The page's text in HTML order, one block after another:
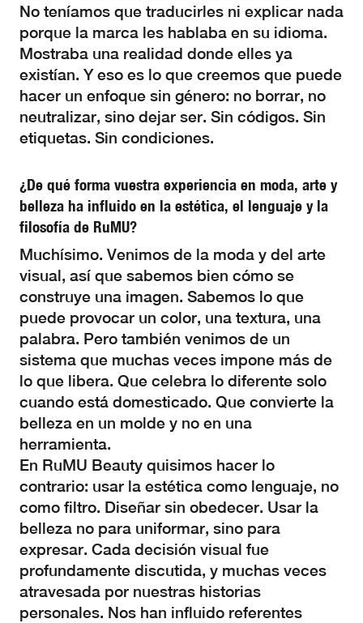
No teníamos que traducirles ni explicar nada
porque la marca les hablaba en su idioma.
Mostraba una realidad donde elles ya
existían. Y eso es lo que creemos que puede
hacer un enfoque sin género: no borrar, no
neutralizar, sino dejar ser. Sin códigos. Sin
etiquetas. Sin condiciones.
¿De qué forma vuestra experiencia en moda, arte y
belleza ha influido en la estética, el lenguaje y la
filosofía de RuMU?
Muchísimo. Venimos de la moda y del arte
visual, así que sabemos bien cómo se
construye una imagen. Sabemos lo que
puede provocar un color, una textura, una
palabra. Pero también venimos de un
sistema que muchas veces impone más de
lo que libera. Que celebra lo diferente solo
cuando está domesticado. Que convierte la
belleza en un molde y no en una
herramienta.
En RuMU Beauty quisimos hacer lo
contrario: usar la estética como lenguaje, no
como filtro. Diseñar sin obedecer. Usar la
belleza no para uniformar, sino para
expresar. Cada decisión visual fue
profundamente discutida, y muchas veces
atravesada por nuestras historias
personales. Nos han influido referentes